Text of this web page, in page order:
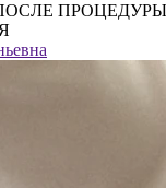
ПРОЦЕДУРЫ